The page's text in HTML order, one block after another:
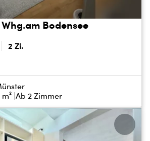
Bodensee
2 Zi.
Ab 2 Zimmer